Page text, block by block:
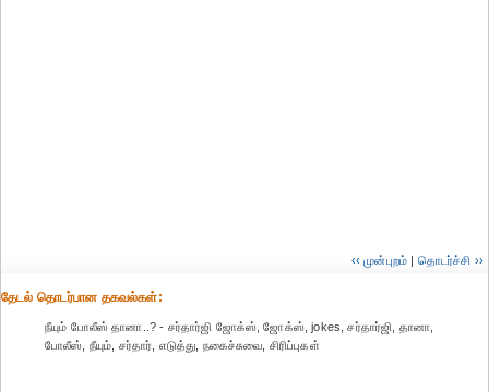
‹‹ முன்புறம் | தொடர்ச்சி ››
தேட‌ல் தொட‌ர்பான தகவ‌ல்க‌ள்:
நீயும் போலீஸ் தானா..? - சர்தார்ஜி ஜோக்ஸ், ஜோக்ஸ், jokes, சர்தார்ஜி, தானா,
போலீஸ், நீயும், சர்தார், எடுத்து, நகைச்சுவை, சிரிப்புகள்